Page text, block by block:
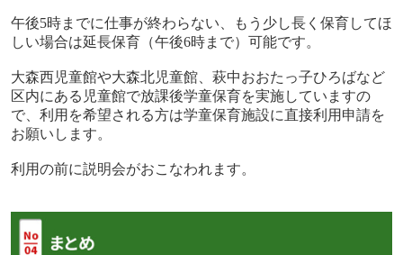
午後5時までに仕事が終わらない、もう少し長く保育してほ
しい場合は延長保育（午後6時まで）可能です。
大森西児童館や大森北児童館、萩中おおたっ子ひろばなど
区内にある児童館で放課後学童保育を実施していますの
で、利用を希望される方は学童保育施設に直接利用申請を
お願いします。
利用の前に説明会がおこなわれます。